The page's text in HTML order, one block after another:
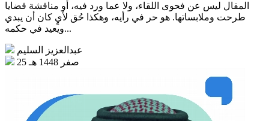
المقال ليس عن فحوى اللقاء، ولا عما ورد فيه، أو مناقشة قضايا
طرحت وملابساتها. هو حر في رأيه، وهكذا حُق لأيٍ كان أن يبدي
ويعيد في حكمه...
عبدالعزيز السليم
25 صفر 1448 هـ